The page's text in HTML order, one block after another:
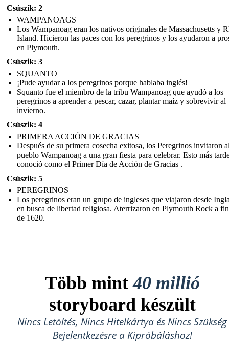
Csúszik: 2
WAMPANOAGS
Los Wampanoag eran los nativos originales de Massachusetts y
Island. Hicieron las paces con los peregrinos y los ayudaron a
en Plymouth.
Csúszik: 3
SQUANTO
¡Pude ayudar a los peregrinos porque hablaba inglés!
Squanto fue el miembro de la tribu Wampanoag que ayudó a los
peregrinos a aprender a pescar, cazar, plantar maíz y sobrevivir al
invierno.
Csúszik: 4
PRIMERA ACCIÓN DE GRACIAS
Después de su primera cosecha exitosa, los Peregrinos invitaron
pueblo Wampanoag a una gran fiesta para celebrar. Esto más
conoció como el Primer Día de Acción de Gracias .
Csúszik: 5
PEREGRINOS
Los peregrinos eran un grupo de ingleses que viajaron desde
en busca de libertad religiosa. Aterrizaron en Plymouth Rock a
de 1620.
Több mint40 millió
storyboard készült
Nincs Letöltés, Nincs Hitelkártya és Nincs Szükség
Bejelentkezésre a Kipróbáláshoz!